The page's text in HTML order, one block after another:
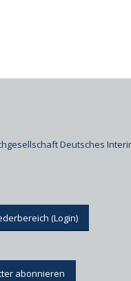
Deutsches
(Login)
abonnieren